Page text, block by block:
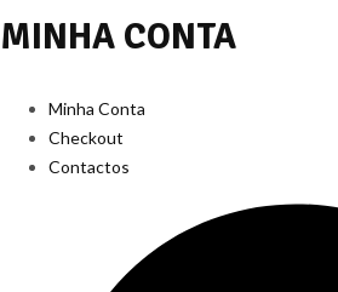
MINHA CONTA
Minha Conta
Checkout
Contactos